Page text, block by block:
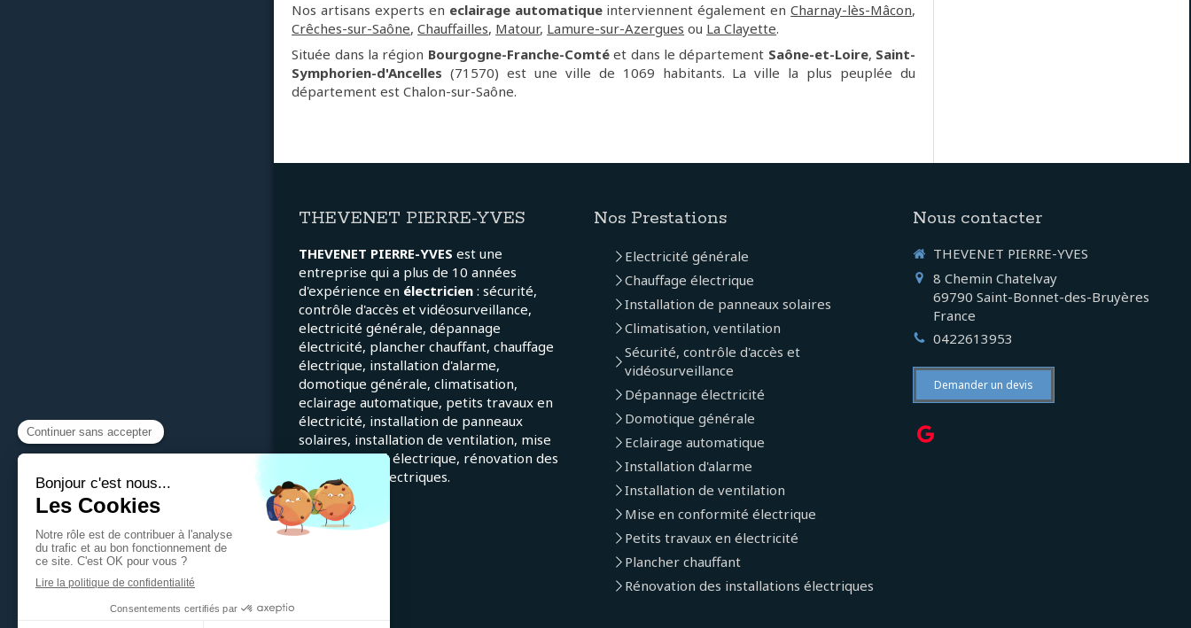
Nos artisans experts en eclairage automatiqueinterviennent également enCharnay-lès-Mâcon,
Crêches-sur-Saône,Chauffailles, Matour, Lamure-sur-Azergues ou La Clayette.
Située dans la région Bourgogne-Franche-Comtéet dans le département Saône-et-Loire, Saint-
Symphorien-d'Ancelles (71570) est une ville de 1069 habitants. La ville la plus peuplée du
département est Chalon-sur-Saône.
THEVENET PIERRE-YVES
THEVENET PIERRE-YVES est une
entreprise qui a plus de 10 années
d'expérience en électricien: sécurité,
contrôle d'accès et vidéosurveillance,
electricité générale, dépannage
électricité, plancher chauffant, chauffage
électrique, installation d'alarme,
domotique générale, climatisation,
eclairage automatique, petits travaux en
électricité, installation de panneaux
solaires, installation de ventilation, mise
en conformité électrique, rénovation des
installations électriques.
Nos Prestations
Electricité générale
Chauffage électrique
Installation de panneaux solaires
Climatisation, ventilation
Sécurité, contrôle d'accès et
vidéosurveillance
Dépannage électricité
Domotique générale
Eclairage automatique
Installation d'alarme
Installation de ventilation
Mise en conformité électrique
Petits travaux en électricité
Plancher chauffant
Rénovation des installations électriques
Nous contacter
THEVENET PIERRE-YVES
8 Chemin Chatelvay
69790 Saint-Bonnet-des-Bruyères
France
0422613953
Demander un devis